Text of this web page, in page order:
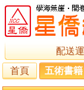
配送
首頁
五術書籍